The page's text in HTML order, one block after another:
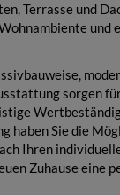
Terrasse und
und
sorgen
haben Sie die
Ihren
Zuhause eine